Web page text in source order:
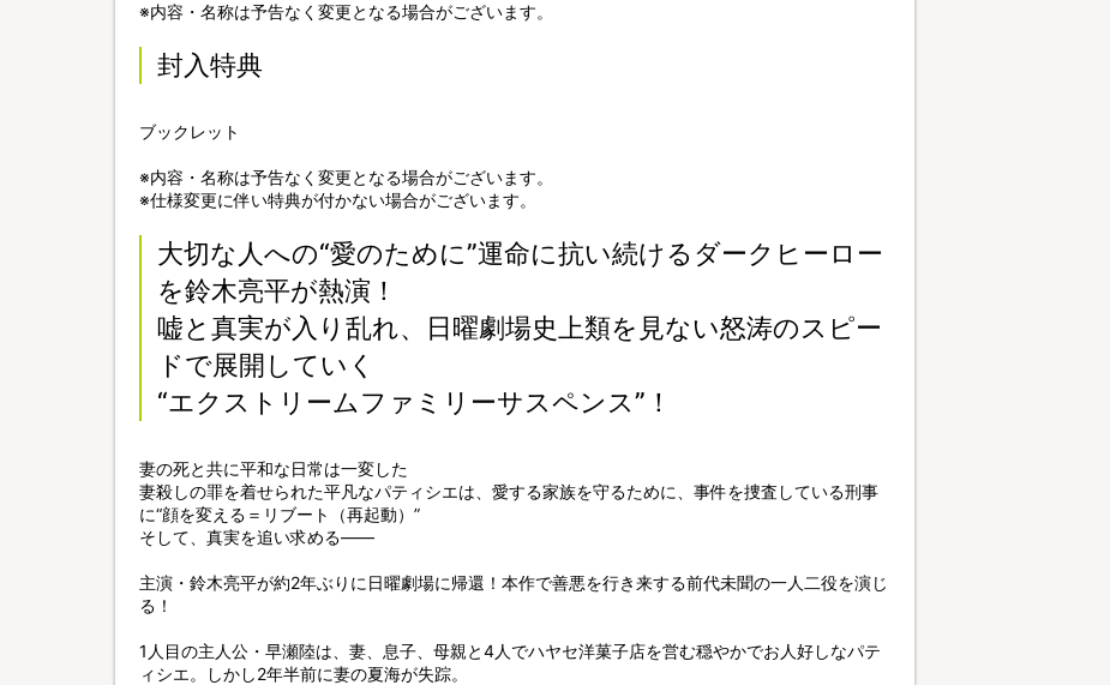
※内容・名称は予告なく変更となる場合がございます。
封入特典
ブックレット
※内容・名称は予告なく変更となる場合がございます。
※仕様変更に伴い特典が付かない場合がございます。
大切な人への“愛のために”運命に抗い続けるダークヒーロー
を鈴木亮平が熱演！
嘘と真実が入り乱れ、日曜劇場史上類を見ない怒涛のスピー
ドで展開していく
“エクストリームファミリーサスペンス”！
妻の死と共に平和な日常は一変した
妻殺しの罪を着せられた平凡なパティシエは、愛する家族を守るために、事件を捜査している刑事
に“顔を変える＝リブート（再起動）”
そして、真実を追い求める——
主演・鈴木亮平が約2年ぶりに日曜劇場に帰還！本作で善悪を行き来する前代未聞の一人二役を演じ
る！
1人目の主人公・早瀬陸は、妻、息子、母親と4人でハヤセ洋菓子店を営む穏やかでお人好しなパテ
ィシエ。しかし2年半前に妻の夏海が失踪。